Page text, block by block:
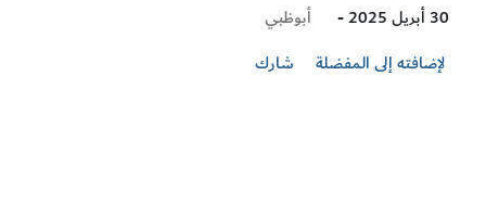
30 أبريل 2025 -
Visit
أبوظبي
لإضافته إلى المفضلة
شارك